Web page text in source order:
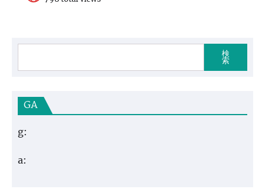
検
索
GA
g:
a: